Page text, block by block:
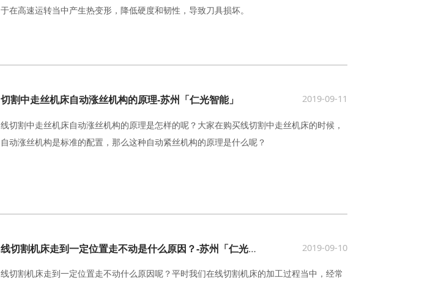
于在高速运转当中产生热变形，降低硬度和韧性，导致刀具损坏。
切割中走丝机床自动涨丝机构的原理-苏州「仁光智能」 2019-09-11
线切割中走丝机床自动涨丝机构的原理是怎样的呢？大家在购买线切割中走丝机床的时候，
自动涨丝机构是标准的配置，那么这种自动紧丝机构的原理是什么呢？
线切割机床走到一定位置走不动是什么原因？-苏州「仁光智能」 2019-09-10
线切割机床走到一定位置走不动什么原因呢？平时我们在线切割机床的加工过程当中，经常